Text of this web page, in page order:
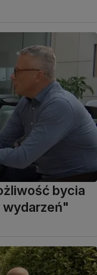
bycia
wydarzeń"